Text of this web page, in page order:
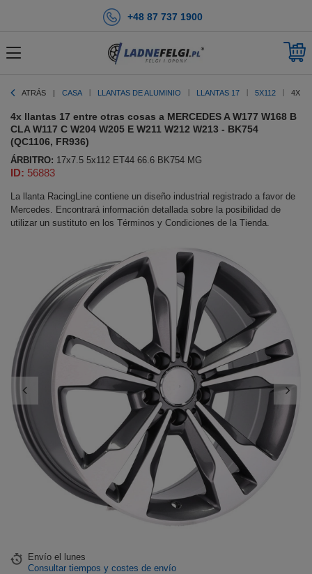
+48 87 737 1900
ATRÁS CASA LLANTAS DE ALUMINIO LLANTAS 17 5X112 4X
4x llantas 17 entre otras cosas a MERCEDES A W177 W168 B
CLA W117 C W204 W205 E W211 W212 W213 - BK754
(QC1106, FR936)
ÁRBITRO: 17x7.5 5x112 ET44 66.6 BK754 MG
ID: 56883
La llanta RacingLine contiene un diseño industrial registrado a favor de
Mercedes. Encontrará información detallada sobre la posibilidad de
utilizar un sustituto en los Términos y Condiciones de la Tienda.
Envío el lunes
Consultar tiempos y costes de envío